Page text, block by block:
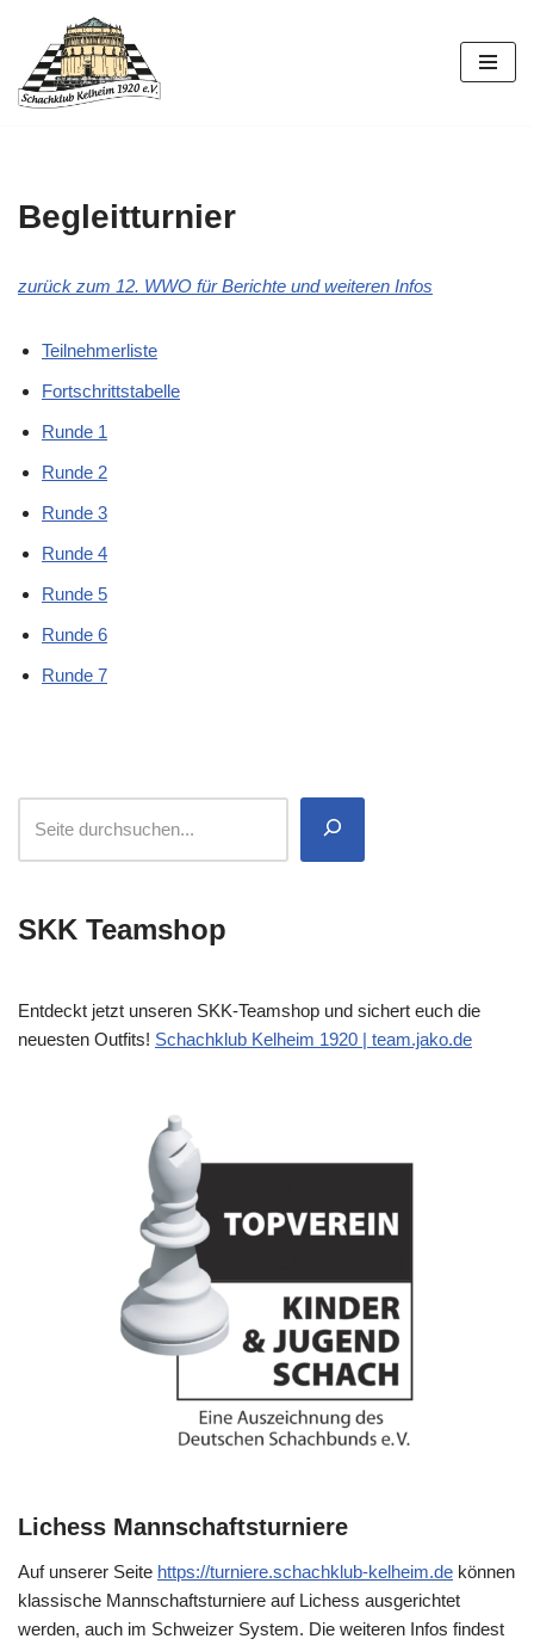
Zum
Inhalt
Begleitturnier
zurück zum 12. WWO für Berichte und weiteren Infos
Teilnehmerliste
Fortschrittstabelle
Runde 1
Runde 2
Runde 3
Runde 4
Runde 5
Runde 6
Runde 7
SKK Teamshop
Entdeckt jetzt unseren SKK-Teamshop und sichert euch die
neuesten Outfits! Schachklub Kelheim 1920 | team.jako.de
Lichess Mannschaftsturniere
Auf unserer Seite https://turniere.schachklub-kelheim.de können
klassische Mannschaftsturniere auf Lichess ausgerichtet
werden, auch im Schweizer System. Die weiteren Infos findest